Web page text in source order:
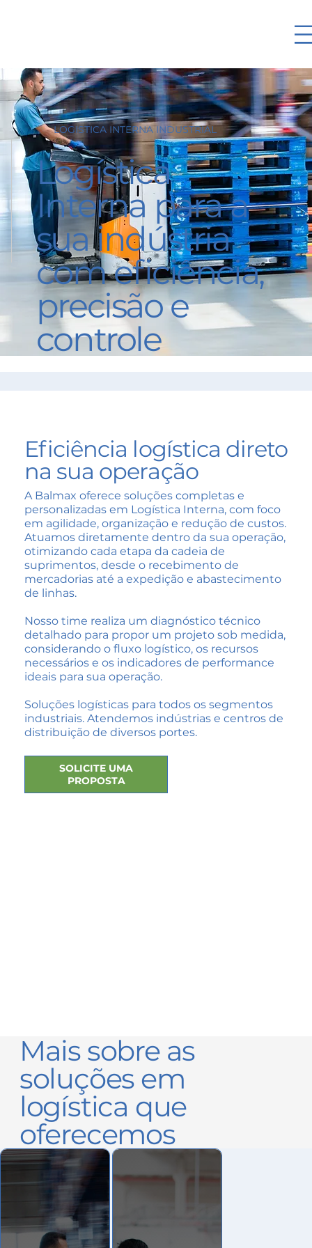
LOGISTICA INTERNA INDUSTRIAL
Logística
Interna para a
sua indústria
com eficiência,
precisão e
controle
Eficiência logística direto
na sua operação
A Balmax oferece soluções completas e
personalizadas em Logística Interna, com foco
em agilidade, organização e redução de custos.
Atuamos diretamente dentro da sua operação,
otimizando cada etapa da cadeia de
suprimentos, desde o recebimento de
mercadorias até a expedição e abastecimento
de linhas.
Nosso time realiza um diagnóstico técnico
detalhado para propor um projeto sob medida,
considerando o fluxo logístico, os recursos
necessários e os indicadores de performance
ideais para sua operação.
Soluções logísticas para todos os segmentos
industriais. Atendemos indústrias e centros de
distribuição de diversos portes.
SOLICITE UMA
PROPOSTA
Mais sobre as
soluções em
logística que
oferecemos